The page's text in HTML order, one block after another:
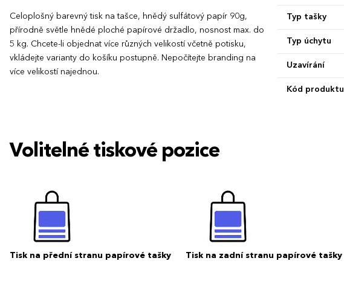
Celoplošný barevný tisk na tašce, hnědý sulfátový papír 90g,
přírodně světle hnědé ploché papírové držadlo, nosnost max. do
5 kg. Chcete-li objednat více různých velikostí včetně potisku,
vkládejte varianty do košíku postupně. Nepočítejte branding na
více velikostí najednou.
Typ tašky
Typ úchytu
Uzavírání
Kód produktu
Volitelné tiskové pozice
Tisk na přední stranu papírové tašky Tisk na zadní stranu papírové tašky